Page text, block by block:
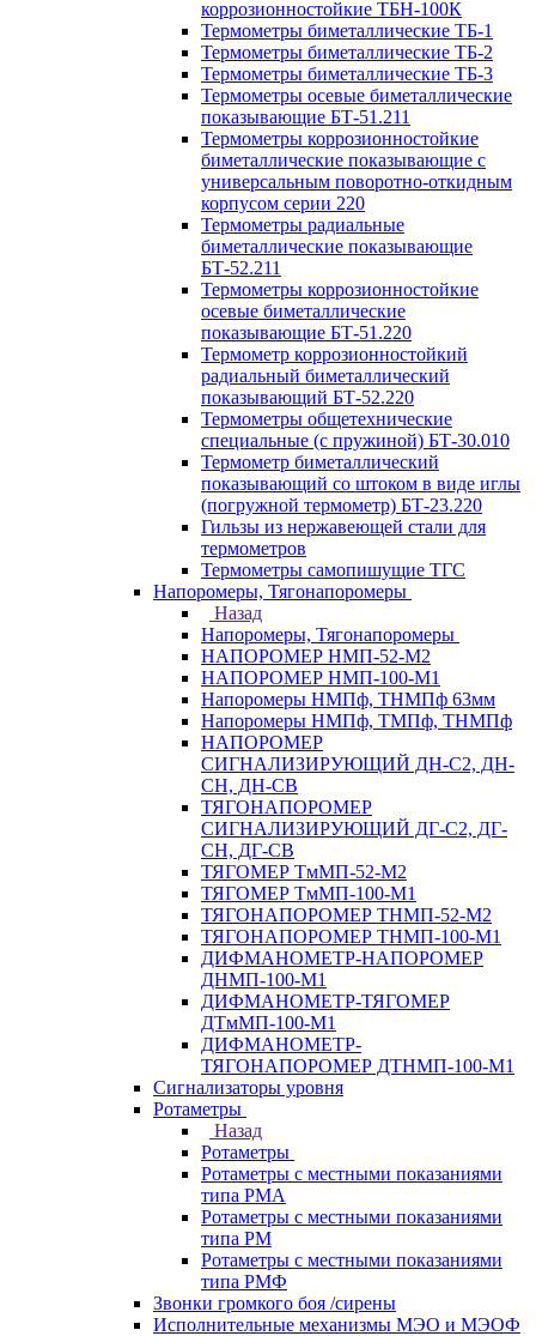
коррозионностойкие ТБН-100К
Термометры биметаллические ТБ-1
Термометры биметаллические ТБ-2
Термометры биметаллические ТБ-3
Термометры осевые биметаллические
показывающие БТ-51.211
Термометры коррозионностойкие
биметаллические показывающие с
универсальным поворотно-откидным
корпусом серии 220
Термометры радиальные
биметаллические показывающие
БТ-52.211
Термометры коррозионностойкие
осевые биметаллические
показывающие БТ-51.220
Термометр коррозионностойкий
радиальный биметаллический
показывающий БТ-52.220
Термометры общетехнические
специальные (с пружиной) БТ-30.010
Термометр биметаллический
показывающий со штоком в виде иглы
(погружной термометр) БТ-23.220
Гильзы из нержавеющей стали для
термометров
Термометры самопишущие ТГС
Напоромеры, Тягонапоромеры
Назад
Напоромеры, Тягонапоромеры
НАПОРОМЕР НМП-52-М2
НАПОРОМЕР НМП-100-М1
Напоромеры НМПф, ТНМПф 63мм
Напоромеры НМПф, ТМПф, ТНМПф
НАПОРОМЕР
СИГНАЛИЗИРУЮЩИЙ ДН-С2, ДН-
СН, ДН-СВ
ТЯГОНАПОРОМЕР
СИГНАЛИЗИРУЮЩИЙ ДГ-С2, ДГ-
СН, ДГ-СВ
ТЯГОМЕР ТмМП-52-М2
ТЯГОМЕР ТмМП-100-М1
ТЯГОНАПОРОМЕР ТНМП-52-М2
ТЯГОНАПОРОМЕР ТНМП-100-М1
ДИФМАНОМЕТР-НАПОРОМЕР
ДНМП-100-М1
ДИФМАНОМЕТР-ТЯГОМЕР
ДТмМП-100-М1
ДИФМАНОМЕТР-
ТЯГОНАПОРОМЕР ДТНМП-100-М1
Сигнализаторы уровня
Ротаметры
Назад
Ротаметры
Ротаметры с местными показаниями
типа РМА
Ротаметры с местными показаниями
типа РМ
Ротаметры с местными показаниями
типа РМФ
Звонки громкого боя /сирены
Исполнительные механизмы МЭО и МЭОФ